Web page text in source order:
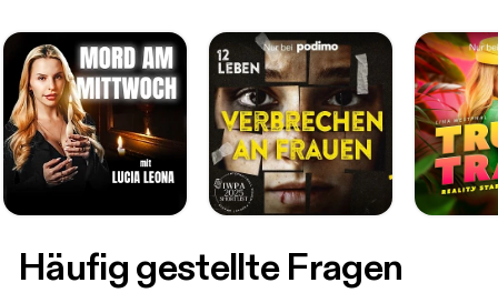
Häufig gestellte Fragen